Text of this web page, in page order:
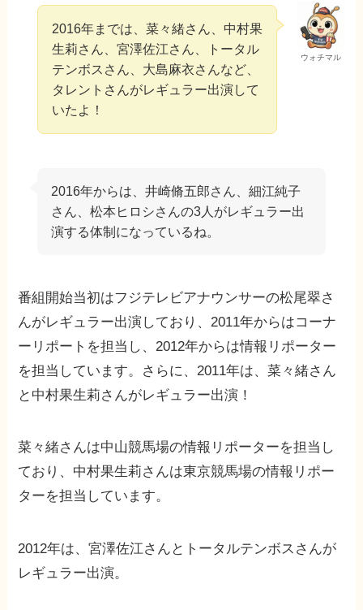
ウォチマル
2016年までは、菜々緒さん、中村果
生莉さん、宮澤佐江さん、トータル
テンボスさん、大島麻衣さんなど、
タレントさんがレギュラー出演して
いたよ！
2016年からは、井崎脩五郎さん、細江純子
さん、松本ヒロシさんの3人がレギュラー出
演する体制になっているね。
番組開始当初はフジテレビアナウンサーの松尾翠さ
んがレギュラー出演しており、2011年からはコーナ
ーリポートを担当し、2012年からは情報リポーター
を担当しています。さらに、2011年は、菜々緒さん
と中村果生莉さんがレギュラー出演！
菜々緒さんは中山競馬場の情報リポーターを担当し
ており、中村果生莉さんは東京競馬場の情報リポー
ターを担当しています。
2012年は、宮澤佐江さんとトータルテンボスさんが
レギュラー出演。